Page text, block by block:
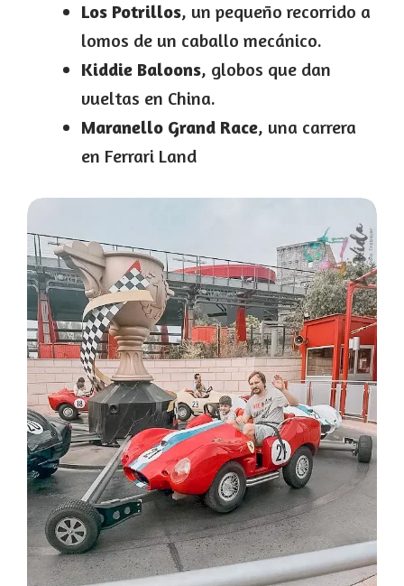
Los Potrillos, un pequeño recorrido a
lomos de un caballo mecánico.
Kiddie Baloons, globos que dan
vueltas en China.
Maranello Grand Race, una carrera
en Ferrari Land